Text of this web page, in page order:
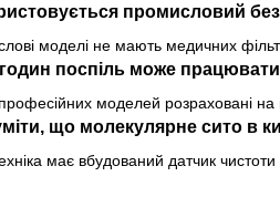
промисловий
моделі не мають медичних
поспіль може
професійних моделей розраховані
що молекулярне сито в
має вбудований датчик